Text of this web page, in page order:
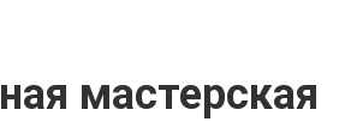
мастерская